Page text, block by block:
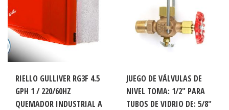
RIELLO GULLIVER RG3F 4.5
GPH 1 / 220/60HZ
QUEMADOR INDUSTRIAL A
JUEGO DE VÁLVULAS DE
NIVEL TOMA: 1/2″ PARA
TUBOS DE VIDRIO DE: 5/8″